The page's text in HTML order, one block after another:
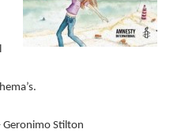
Geronimo Stilton